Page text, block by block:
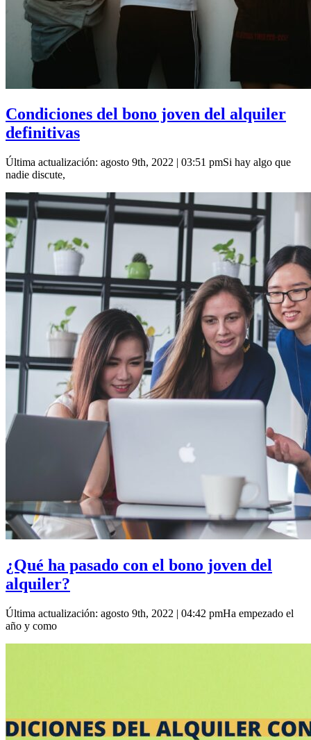
Condiciones del bono joven del alquiler
definitivas
Última actualización: agosto 9th, 2022 | 03:51 pmSi hay algo que
nadie discute,
¿Qué ha pasado con el bono joven del
alquiler?
Última actualización: agosto 9th, 2022 | 04:42 pmHa empezado el
año y como